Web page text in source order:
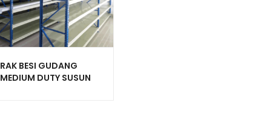
RAK BESI GUDANG
MEDIUM DUTY SUSUN